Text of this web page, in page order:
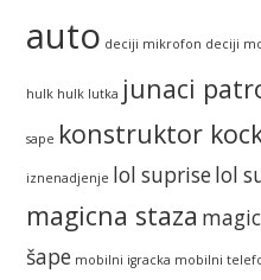
auto deciji mikrofon deciji
hulk hulk lutka junaci
sape konstruktor
iznenadjenje lol supriselol
magicna staza
šape mobilni igracka mobilni